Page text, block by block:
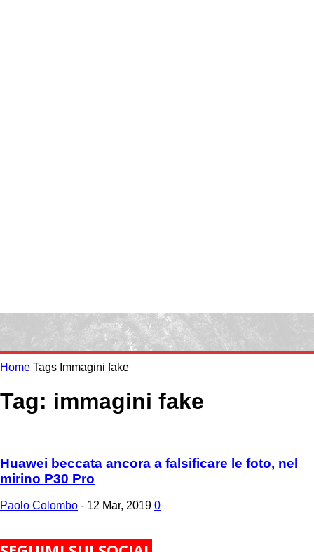
Home Tags Immagini fake
Tag: immagini fake
Huawei beccata ancora a falsificare le foto, nel
mirino P30 Pro
Paolo Colombo - 12 Mar, 2019 0